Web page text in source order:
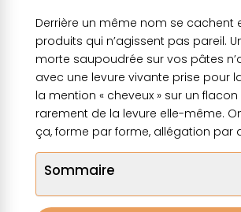
Derrière un même nom se cachent
produits qui n’agissent pas pareil.
morte saupoudrée sur vos pâtes
avec une levure vivante prise pour
la mention « cheveux » sur un
rarement de la levure elle-même.
ça, forme par forme, allégation par
Sommaire